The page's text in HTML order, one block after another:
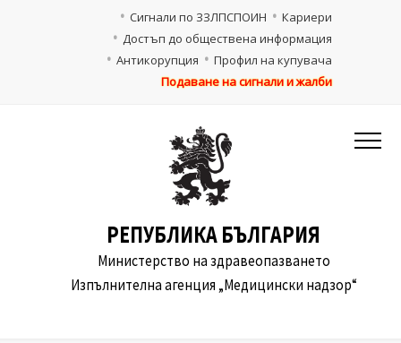
Кариери
Сигнали по ЗЗЛПСПОИН
Достъп до обществена информация
Профил на купувача
Антикорупция
Подаване на сигнали и жалби
РЕПУБЛИКА БЪЛГАРИЯ
Министерство на здравеопазването
Изпълнителна агенция „Медицински надзор“